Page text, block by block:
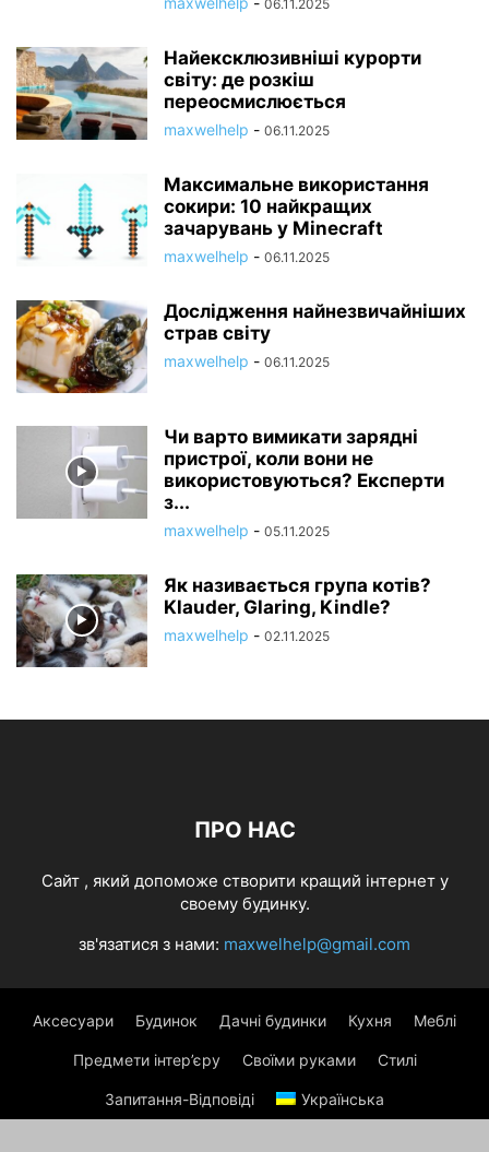
06.11.2025
Найексклюзивніші курорти
світу: де розкіш
переосмислюється
maxwelhelp - 06.11.2025
Максимальне використання
сокири: 10 найкращих
зачарувань у Minecraft
maxwelhelp - 06.11.2025
Дослідження найнезвичайніших
страв світу
maxwelhelp - 06.11.2025
Чи варто вимикати зарядні
пристрої, коли вони не
використовуються? Експерти
з...
maxwelhelp - 05.11.2025
Як називається група котів?
Klauder, Glaring, Kindle?
maxwelhelp - 02.11.2025
ПРО НАС
Cайт , який допоможе створити кращий інтернет у
своему будинку.
зв'язатися з нами: maxwelhelp@gmail.com
Аксесуари Будинок Дачні будинки Кухня Меблі
Предмети інтер’єру Своїми руками Стилі
Запитання-Відповіді Українська